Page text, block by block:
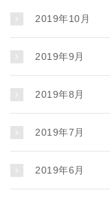
2019年10月
2019年9月
2019年8月
2019年7月
2019年6月